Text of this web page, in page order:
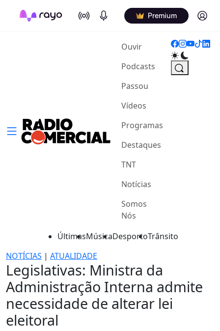
On Air Podcasts Premium Log in
Ouvir(current)
Podcasts
Passou
Vídeos
Programas
Destaques
TNT
Notícias
Somos
Nós
ÚltimasMúsicaDesportoTrânsito
NOTÍCIAS | ATUALIDADE
Legislativas: Ministra da
Administração Interna admite
necessidade de alterar lei
eleitoral